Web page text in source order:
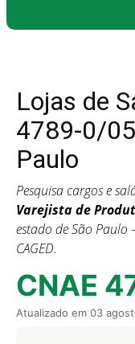
Lojas de
4789-0/
Paulo
Pesquisa cargos e
Varejista de
estado de São Paulo
CAGED.
CNAE
Atualizado em 03